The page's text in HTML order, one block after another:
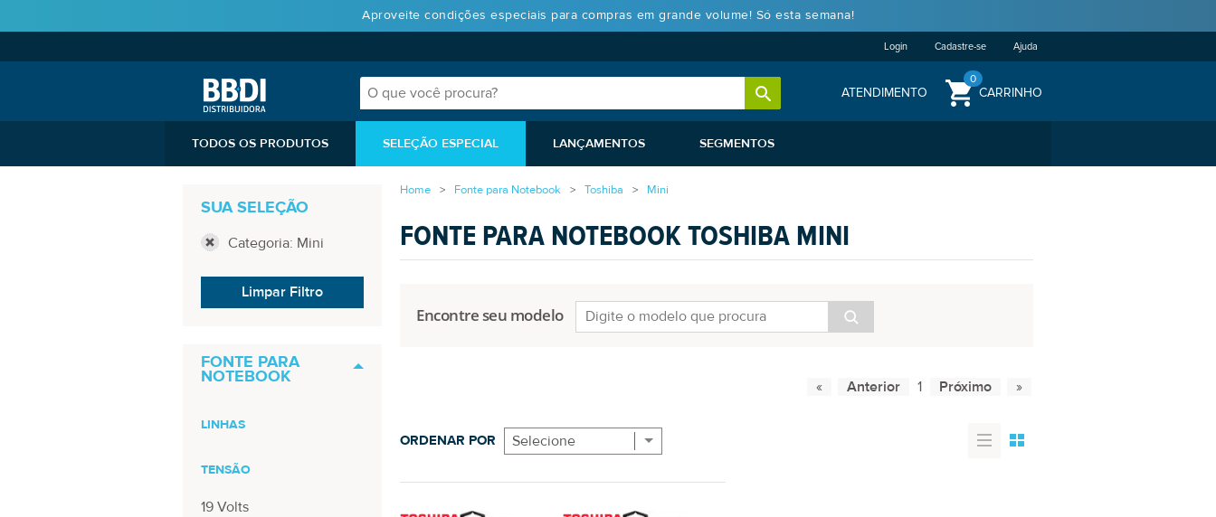
Aproveite condições especiais para compras em grande volume! Só esta semana!
Login Cadastre-se Ajuda
ATENDIMENTO CARRINHO
0
TODOS OS PRODUTOS SELEÇÃO ESPECIAL LANÇAMENTOS SEGMENTOS
SUA SELEÇÃO
Categoria: Mini
Limpar Filtro
FONTE PARA
NOTEBOOK
LINHAS
TENSÃO
19 Volts
Home Fonte para Notebook Toshiba Mini
FONTE PARA NOTEBOOK TOSHIBA MINI
Encontre seu modelo
ORDENAR POR Selecione
1